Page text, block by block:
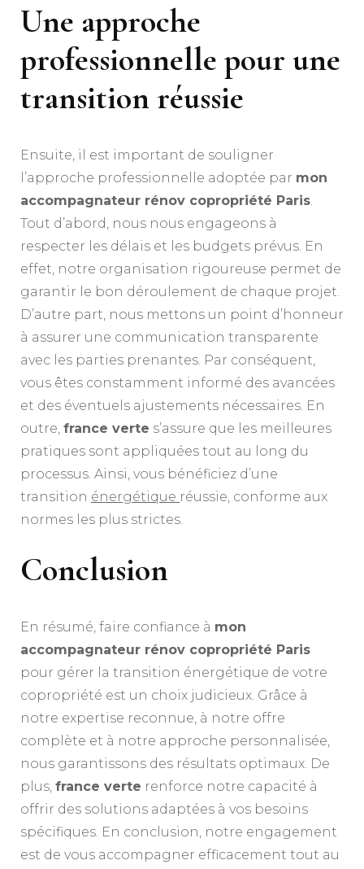
Une approche
professionnelle pour une
transition réussie
Ensuite, il est important de souligner
l’approche professionnelle adoptée par mon
accompagnateur rénov copropriété Paris.
Tout d’abord, nous nous engageons à
respecter les délais et les budgets prévus. En
effet, notre organisation rigoureuse permet de
garantir le bon déroulement de chaque projet.
D’autre part, nous mettons un point d’honneur
à assurer une communication transparente
avec les parties prenantes. Par conséquent,
vous êtes constamment informé des avancées
et des éventuels ajustements nécessaires. En
outre, france verte s’assure que les meilleures
pratiques sont appliquées tout au long du
processus. Ainsi, vous bénéficiez d’une
transition énergétique réussie, conforme aux
normes les plus strictes.
Conclusion
En résumé, faire confiance à mon
accompagnateur rénov copropriété Paris
pour gérer la transition énergétique de votre
copropriété est un choix judicieux. Grâce à
notre expertise reconnue, à notre offre
complète et à notre approche personnalisée,
nous garantissons des résultats optimaux. De
plus, france verte renforce notre capacité à
offrir des solutions adaptées à vos besoins
spécifiques. En conclusion, notre engagement
est de vous accompagner efficacement tout au